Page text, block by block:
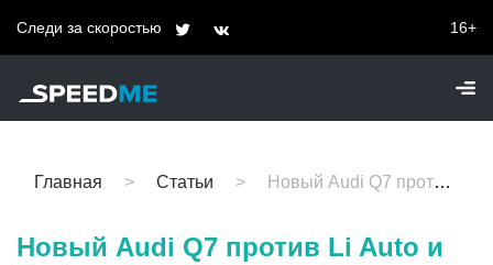
Следи за скоростью 16+
Главная Статьи Новый Audi Q7 против Li Auto и Tank: что выберет премиум-покупатель
Новый Audi Q7 против Li Auto и